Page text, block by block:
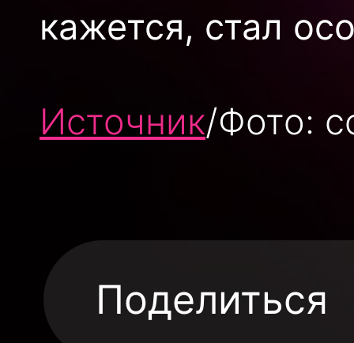
кажется, стал
Источник/Фото:
Поделиться